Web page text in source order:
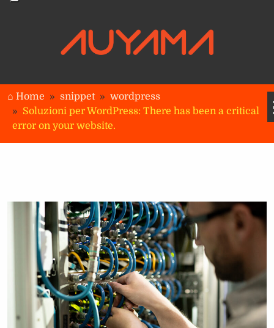
⌂ Home snippet
wordpress
Soluzioni per WordPress: There has been a critical
error on your website.